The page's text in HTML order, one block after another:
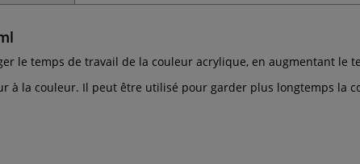
le temps de travail de la couleur acrylique, en augmentant le
à la couleur. Il peut être utilisé pour garder plus longtemps la